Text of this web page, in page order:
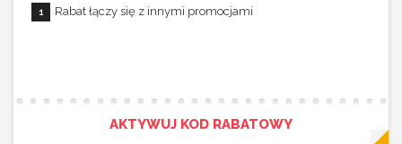
Rabat łączy się z innymi promocjami
AKTYWUJ KOD RABATOWY